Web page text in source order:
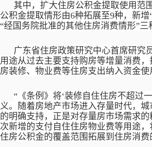
其中，扩大住房公积金提取使用范
公积金提取情形由6种拓展至9种，新
“经国务院批准的其他住房消费情形”三
广东省住房政策研究中心首席研究
用途从过去主要支持购房等增量消费
房装修、物业费等住房支出纳入资金使
“《条例》将‘装修自住住房不超过
义。随着房地产市场进入存量时代，
的明确支持，正是对存量房市场需求
次新增的支付自住住房物业费等用途
住房公积金的覆盖范围拓展到住房消费